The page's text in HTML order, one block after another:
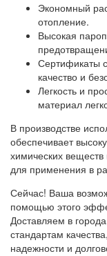
Экономный
отопление.
Высокая
Сертификаты
качество и
Легкость и
материал
В производстве
обеспечивает
химических
для применения в
Сейчас! Ваша
помощью этого
Доставляем в
стандартам
надежности и